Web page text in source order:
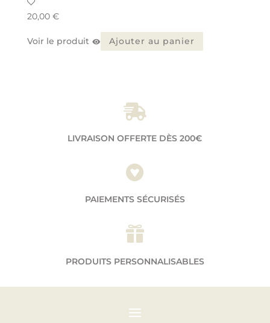
20,00 €
Voir le produit Ajouter au panier

LIVRAISON OFFERTE DÈS 200€

PAIEMENTS SÉCURISÉS

PRODUITS PERSONNALISABLES